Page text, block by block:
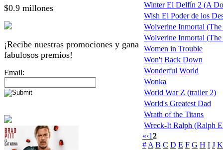
$0.9 millones
¡Recibe nuestras promociones y gana
fabulosos premios!
Email:
Winter El Delfín 2 (A
Wish El Poder de los
Wolverine Inmortal
Wolverine Inmortal
Women in Trouble
Won't Back Down
Wonderful World
Wonka
World War Z (trailer 2)
World's Greatest Dad
Wrath of the Titans
Wreck-It Ralph (Ralph
«‹12
# A B C D E F G H I J K